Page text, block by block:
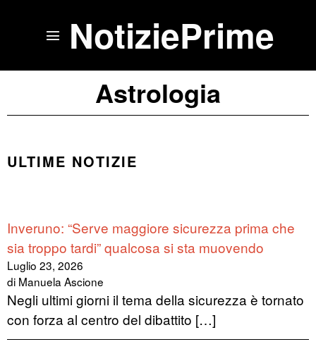
NotiziePrime
Astrologia
ULTIME NOTIZIE
Inveruno: “Serve maggiore sicurezza prima che
sia troppo tardi” qualcosa si sta muovendo
Luglio 23, 2026
di Manuela Ascione
Negli ultimi giorni il tema della sicurezza è tornato
con forza al centro del dibattito […]